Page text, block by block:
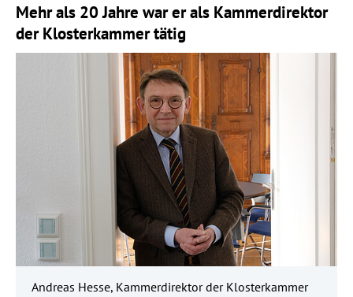
Mehr als 20 Jahre war er als Kammerdirektor
der Klosterkammer tätig
Andreas Hesse, Kammerdirektor der Klosterkammer